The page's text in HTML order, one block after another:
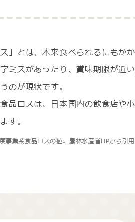
ス」とは、本来食べられるにもか
ミスがあったり、賞味期限が近
のが現状です。
品ロスは、日本国内の飲食店や
す。
事業系食品ロスの値。農林水産省HPから引用